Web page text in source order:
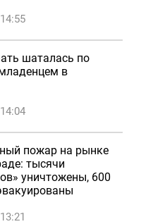
шаталась по
в
пожар на рынке
тысячи
уничтожены, 600